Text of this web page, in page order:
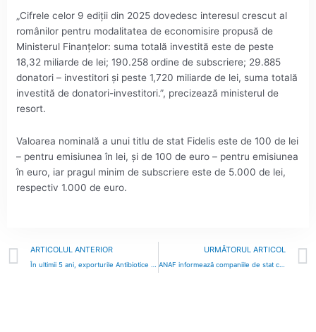
„Cifrele celor 9 ediţii din 2025 dovedesc interesul crescut al
românilor pentru modalitatea de economisire propusă de
Ministerul Finanţelor: suma totală investită este de peste
18,32 miliarde de lei; 190.258 ordine de subscriere; 29.885
donatori – investitori şi peste 1,720 miliarde de lei, suma totală
investită de donatori-investitori.”, precizează ministerul de
resort.
Valoarea nominală a unui titlu de stat Fidelis este de 100 de lei
– pentru emisiunea în lei, şi de 100 de euro – pentru emisiunea
în euro, iar pragul minim de subscriere este de 5.000 de lei,
respectiv 1.000 de euro.
Prev
ARTICOLUL ANTERIOR URMĂTORUL ARTICOL
ANAF informează companiile de stat cu datorii că trebuie să le plătească